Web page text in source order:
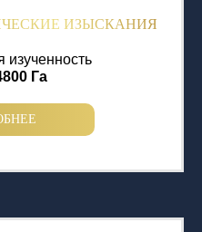
ИЗЫСКАНИЯ
изученность
Га